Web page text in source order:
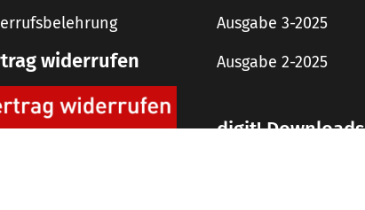
widerrufen
Ausgabe 3-2025
Ausgabe 2-2025
digit! Downloads